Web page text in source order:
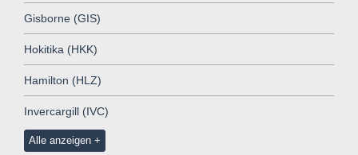
Gisborne (GIS)
Hokitika (HKK)
Hamilton (HLZ)
Invercargill (IVC)
Alle anzeigen